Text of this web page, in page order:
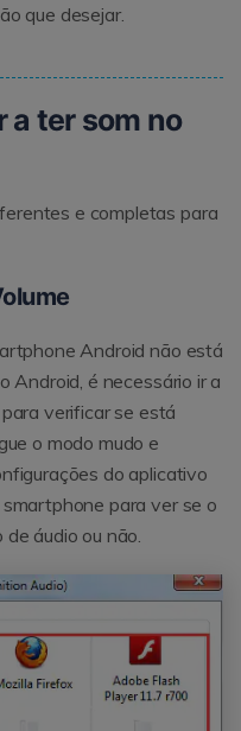
que desejar.
a ter som no
e completas para
Android não está
Android, é necessário ir a
verificar se está
o modo mudo e
do aplicativo
para ver se o
áudio ou não.